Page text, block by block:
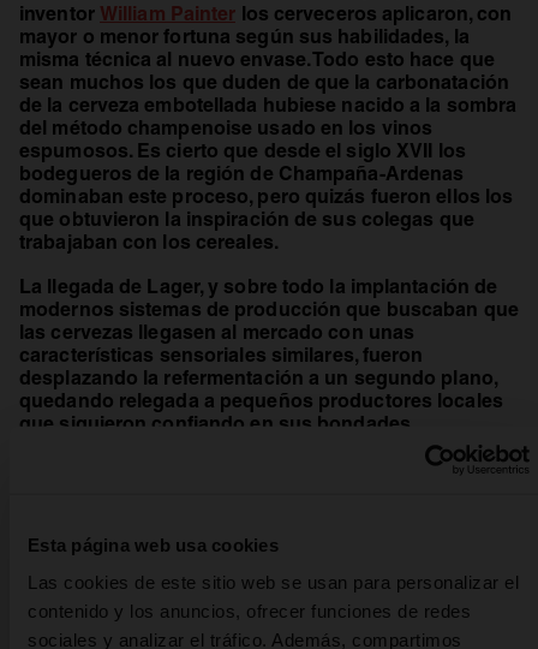
Esta página web usa cookies
Las cookies de este sitio web se usan para personalizar el
contenido y los anuncios, ofrecer funciones de redes
sociales y analizar el tráfico. Además, compartimos
inventor William Painter los cerveceros aplicaron, con
mayor o menor fortuna según sus habilidades, la
misma técnica al nuevo envase. Todo esto hace que
sean muchos los que duden de que la carbonatación
de la cerveza embotellada hubiese nacido a la sombra
del método champenoise usado en los vinos
espumosos. Es cierto que desde el siglo XVII los
bodegueros de la región de Champaña-Ardenas
dominaban este proceso, pero quizás fueron ellos los
que obtuvieron la inspiración de sus colegas que
trabajaban con los cereales.
La llegada de Lager, y sobre todo la implantación de
modernos sistemas de producción que buscaban que
las cervezas llegasen al mercado con unas
características sensoriales similares, fueron
desplazando la refermentación a un segundo plano,
quedando relegada a pequeños productores locales
que siguieron confiando en sus bondades.
Los defensores de la refermentación sostienen que
acondicionado en botella se consiguen cervezas más
sedosas, con un nivel de carbónico más delicado, una
mayor retención de espuma, sutiles notas afrutadas y
excelentes cualidades para añejar. Sin negar lo
anterior, los
últimos estudios concluyen que aunque